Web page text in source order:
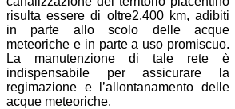
risulta essere di oltre2.400 km, adibiti
in parte allo scolo delle acque
meteoriche e in parte a uso promiscuo.
La manutenzione di tale rete è
indispensabile per assicurare la
regimazione e l’allontanamento delle
acque meteoriche.